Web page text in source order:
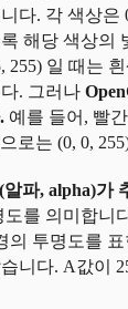
다. 각 색상은
해당 색상의
255) 일 때는
. 그러나
예를 들어, 빨
로는 (0, 0,
파, alpha)가
를 의미합니
의 투명도를
니다. A값이